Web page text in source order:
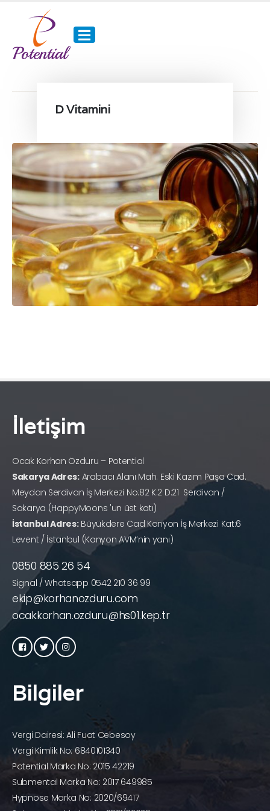
D Vitamini
İletişim
Ocak Korhan Özduru – Potential
Sakarya Adres:Arabacı Alanı Mah. Eski Kazım Paşa Cad.
Meydan Serdivan İş Merkezi No:82 K:2 D:21 Serdivan /
Sakarya (HappyMoons 'un üst katı)
İstanbul Adres:Büyükdere Cad Kanyon İş Merkezi Kat:6
Levent / İstanbul (Kanyon AVM’nin yanı)
0850 885 26 54
Signal / Whatsapp 0542 210 36 99
ekip@korhanozduru.com
ocakkorhan.ozduru@hs01.kep.tr
Bilgiler
Vergi Dairesi: Ali Fuat Cebesoy
Vergi Kimlik No: 6840101340
Potential Marka No: 2015 42219
Submental Marka No: 2017 649985
Hypnose Marka No: 2020/69417